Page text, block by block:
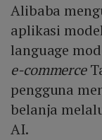
Alibaba
aplikasi
language
e-commerce
pengguna
belanja
AI.